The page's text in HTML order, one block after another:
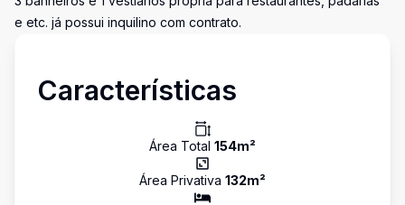
e etc. já possui inquilino com contrato.
Características
Área Total 154m²
Área Privativa 132m²